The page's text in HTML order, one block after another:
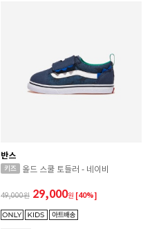
반스
올드 스쿨 토들러 - 네이비
49,000 29,000원 [40%]